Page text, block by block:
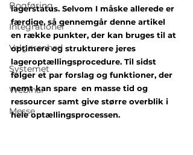
Bogføring
Integrationer
Velgørenhed
Systemet
Webinar
Messe
lagerstatus. Selvom I måske allerede er
færdige, så gennemgår denne artikel
en række punkter, der kan bruges til at
optimere og strukturere jeres
lageroptællingsprocedure. Til sidst
følger et par forslag og funktioner, der
nemt kan spare  en masse tid og
ressourcer samt give større overblik i
hele optællingsprocessen.